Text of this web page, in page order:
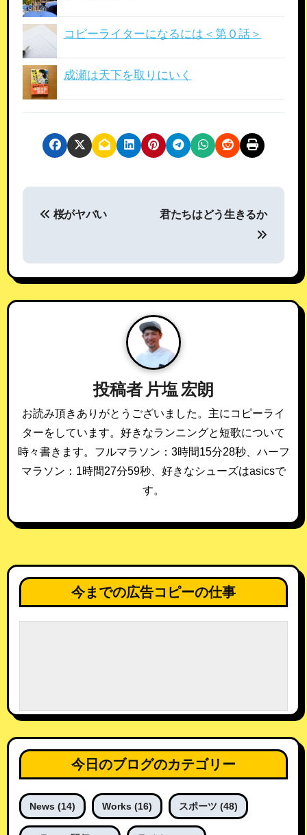
コピーライターになるには＜第０話＞
成瀬は天下を取りにいく
投
ナ
ビ
ン
桜がヤバい 君たちはどう生きるか
投稿者 片塩 宏朗
お読み頂きありがとうございました。主にコピーライ
ターをしています。好きなランニングと短歌について
時々書きます。フルマラソン：3時間15分28秒、ハーフ
マラソン：1時間27分59秒、好きなシューズはasicsで
す。
今までの広告コピーの仕事
今日のブログのカテゴリー
News(14) Works(16) スポーツ (48)